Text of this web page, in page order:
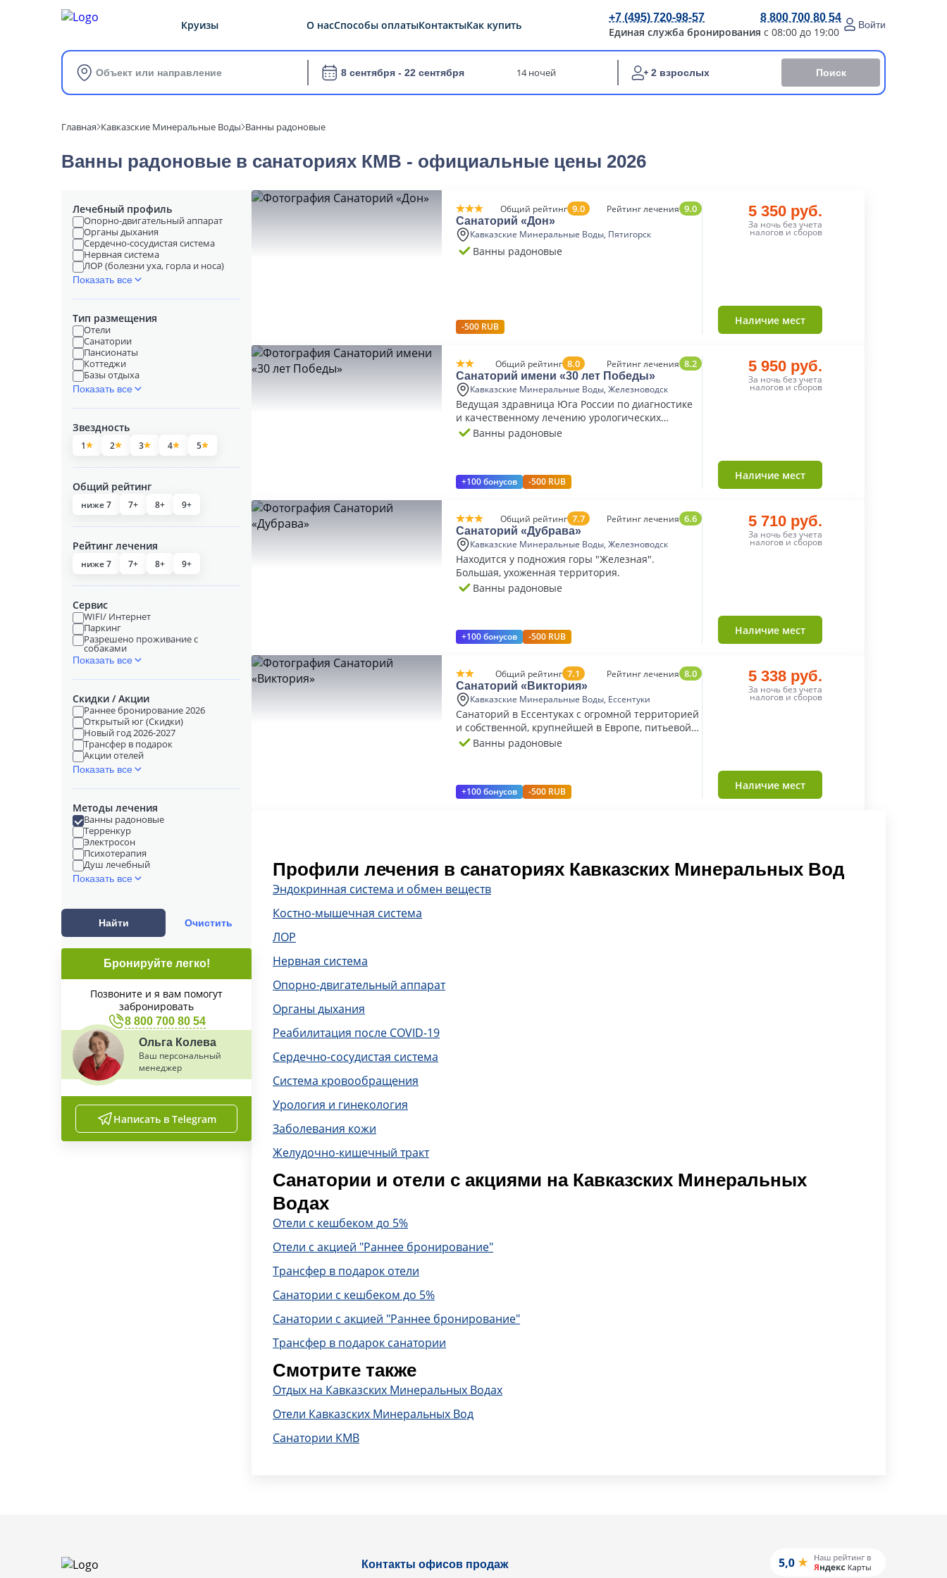
Круизы О насСпособы оплатыКонтактыКак купить
+7 (495) 720-98-57 8 800 700 80 54
Единая служба бронирования с 08:00 до 19:00
Войти
Объект или направление 8 сентября - 22 сентября 14 ночей 2 взрослых Поиск
Главная Кавказские Минеральные Воды Ванны радоновые
Ванны радоновые в cанаториях КМВ - официальные цены 2026
Лечебный профиль
Опорно-двигательный аппарат
Органы дыхания
Сердечно-сосудистая система
Нервная система
ЛОР (болезни уха, горла и носа)
Показать все
Тип размещения
Отели
Санатории
Пансионаты
Коттеджи
Базы отдыха
Показать все
Звездность
1 2 3 4 5
Общий рейтинг
ниже 7 7+ 8+ 9+
Рейтинг лечения
ниже 7 7+ 8+ 9+
Сервис
WIFI/ Интернет
Паркинг
Разрешено проживание с
собаками
Показать все
Скидки / Акции
Раннее бронирование 2026
Открытый юг (Скидки)
Новый год 2026-2027
Трансфер в подарок
Акции отелей
Показать все
Методы лечения
Ванны радоновые
Терренкур
Электросон
Психотерапия
Душ лечебный
Показать все
Найти Очистить
Бронируйте легко!
Позвоните и я вам помогут
забронировать
8 800 700 80 54
Ольга Колева
Ваш персональный
менеджер
Написать в Telegram
Общий рейтинг 9.0 Рейтинг лечения 9.0
Санаторий «Дон»
Кавказские Минеральные Воды, Пятигорск
Ванны радоновые
-500 RUB
5 350 руб.
За ночь без учета
налогов и сборов
Наличие мест
Общий рейтинг 8.0 Рейтинг лечения 8.2
Санаторий имени «30 лет Победы»
Кавказские Минеральные Воды, Железноводск
Ведущая здравница Юга России по диагностике
и качественному лечению урологических
заболеваний.
Ванны радоновые
+100 бонусов -500 RUB
5 950 руб.
За ночь без учета
налогов и сборов
Наличие мест
Общий рейтинг 7.7 Рейтинг лечения 6.6
Санаторий «Дубрава»
Кавказские Минеральные Воды, Железноводск
Находится у подножия горы "Железная".
Большая, ухоженная территория.
Ванны радоновые
+100 бонусов -500 RUB
5 710 руб.
За ночь без учета
налогов и сборов
Наличие мест
Общий рейтинг 7.1 Рейтинг лечения 8.0
Санаторий «Виктория»
Кавказские Минеральные Воды, Ессентуки
Санаторий в Ессентуках с огромной территорией
и собственной, крупнейшей в Европе, питьевой
галереей.
Ванны радоновые
+100 бонусов -500 RUB
5 338 руб.
За ночь без учета
налогов и сборов
Наличие мест
Профили лечения в санаториях Кавказских Минеральных Вод
Эндокринная система и обмен веществ
Костно-мышечная система
ЛОР
Нервная система
Опорно-двигательный аппарат
Органы дыхания
Реабилитация после COVID-19
Сердечно-сосудистая система
Система кровообращения
Урология и гинекология
Заболевания кожи
Желудочно-кишечный тракт
Санатории и отели с акциями на Кавказских Минеральных
Водах
Отели с кешбеком до 5%
Отели с акцией "Раннее бронирование"
Трансфер в подарок отели
Санатории с кешбеком до 5%
Санатории с акцией "Раннее бронирование"
Трансфер в подарок санатории
Смотрите также
Отдых на Кавказских Минеральных Водах
Отели Кавказских Минеральных Вод
Санатории КМВ
Контакты офисов продаж